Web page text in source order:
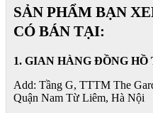
SẢN PHẨM BẠN
CÓ BÁN TẠI:
1. GIAN HÀNG ĐỒNG
Add: Tầng G, TTTM The
Quận Nam Từ Liêm, Hà Nội